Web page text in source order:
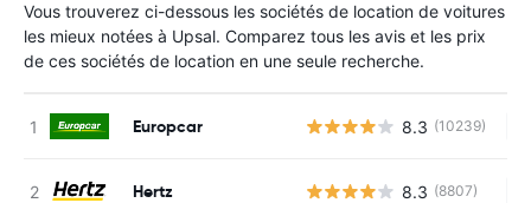
Vous trouverez ci-dessous les sociétés de location de voitures
les mieux notées à Upsal. Comparez tous les avis et les prix
de ces sociétés de location en une seule recherche.
Europcar 8.3 (10239)
Hertz 8.3 (8807)